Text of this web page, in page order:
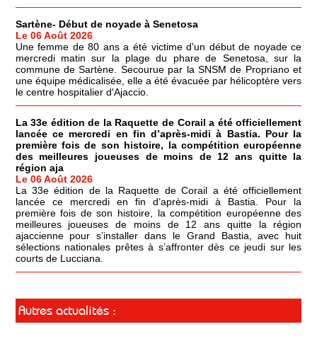
Sartène- Début de noyade à Senetosa
Le 06 Août 2026
Une femme de 80 ans a été victime d'un début de noyade ce
mercredi matin sur la plage du phare de Senetosa, sur la
commune de Sartène. Secourue par la SNSM de Propriano et
une équipe médicalisée, elle a été évacuée par hélicoptère vers
le centre hospitalier d'Ajaccio.
La 33e édition de la Raquette de Corail a été officiellement
lancée ce mercredi en fin d’après-midi à Bastia. Pour la
première fois de son histoire, la compétition européenne
des meilleures joueuses de moins de 12 ans quitte la
région aja
Le 06 Août 2026
La 33e édition de la Raquette de Corail a été officiellement
lancée ce mercredi en fin d’après-midi à Bastia. Pour la
première fois de son histoire, la compétition européenne des
meilleures joueuses de moins de 12 ans quitte la région
ajaccienne pour s’installer dans le Grand Bastia, avec huit
sélections nationales prêtes à s’affronter dès ce jeudi sur les
courts de Lucciana.
Autres actualités :